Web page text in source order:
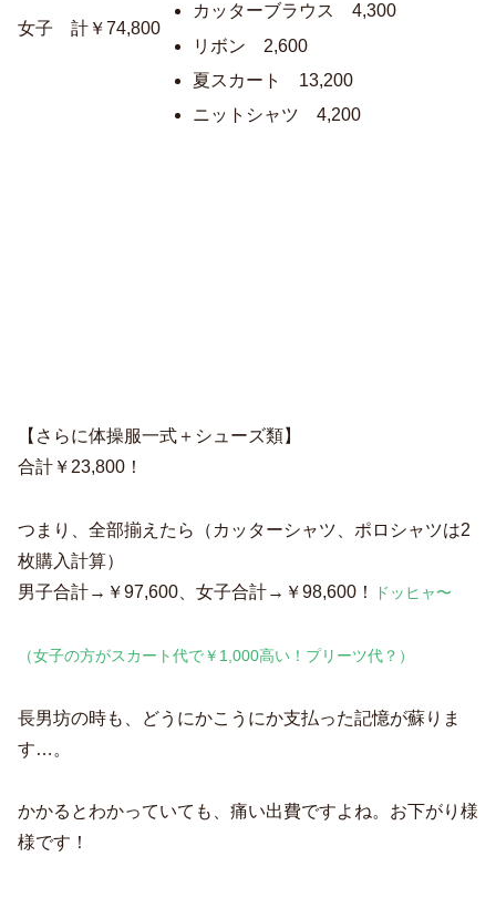
女子 計￥74,800
カッターブラウス 4,300
リボン 2,600
夏スカート 13,200
ニットシャツ 4,200
【さらに体操服一式＋シューズ類】
合計￥23,800！
つまり、全部揃えたら（カッターシャツ、ポロシャツは2
枚購入計算）
男子合計→￥97,600、女子合計→￥98,600！
ドッヒャ〜
（女子の方がスカート代で￥1,000高い！プリーツ代？）
長男坊の時も、どうにかこうにか支払った記憶が蘇りま
す…。
かかるとわかっていても、痛い出費ですよね。お下がり様
様です！